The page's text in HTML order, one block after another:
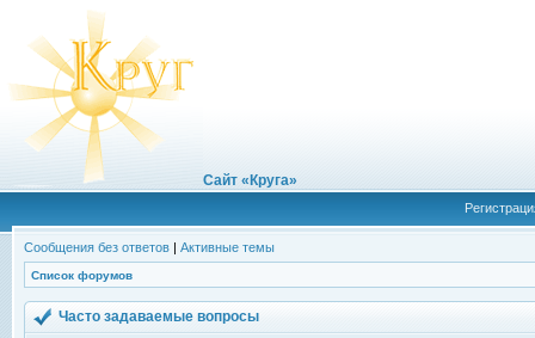
Сайт «Круга»
Сообщения без ответов | Активные темы
Список форумов
Часто задаваемые вопросы